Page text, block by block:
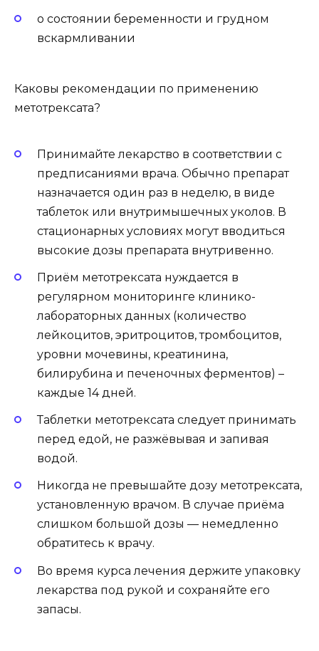
о состоянии беременности и грудном
вскармливании
Каковы рекомендации по применению
метотрексата?
Принимайте лекарство в соответствии с
предписаниями врача. Обычно препарат
назначается один раз в неделю, в виде
таблеток или внутримышечных уколов. В
стационарных условиях могут вводиться
высокие дозы препарата внутривенно.
Приём метотрексата нуждается в
регулярном мониторинге клинико-
лабораторных данных (количество
лейкоцитов, эритроцитов, тромбоцитов,
уровни мочевины, креатинина,
билирубина и печеночных ферментов) –
каждые 14 дней.
Таблетки метотрексата следует принимать
перед едой, не разжёвывая и запивая
водой.
Никогда не превышайте дозу метотрексата,
установленную врачом. В случае приёма
слишком большой дозы — немедленно
обратитесь к врачу.
Во время курса лечения держите упаковку
лекарства под рукой и сохраняйте его
запасы.